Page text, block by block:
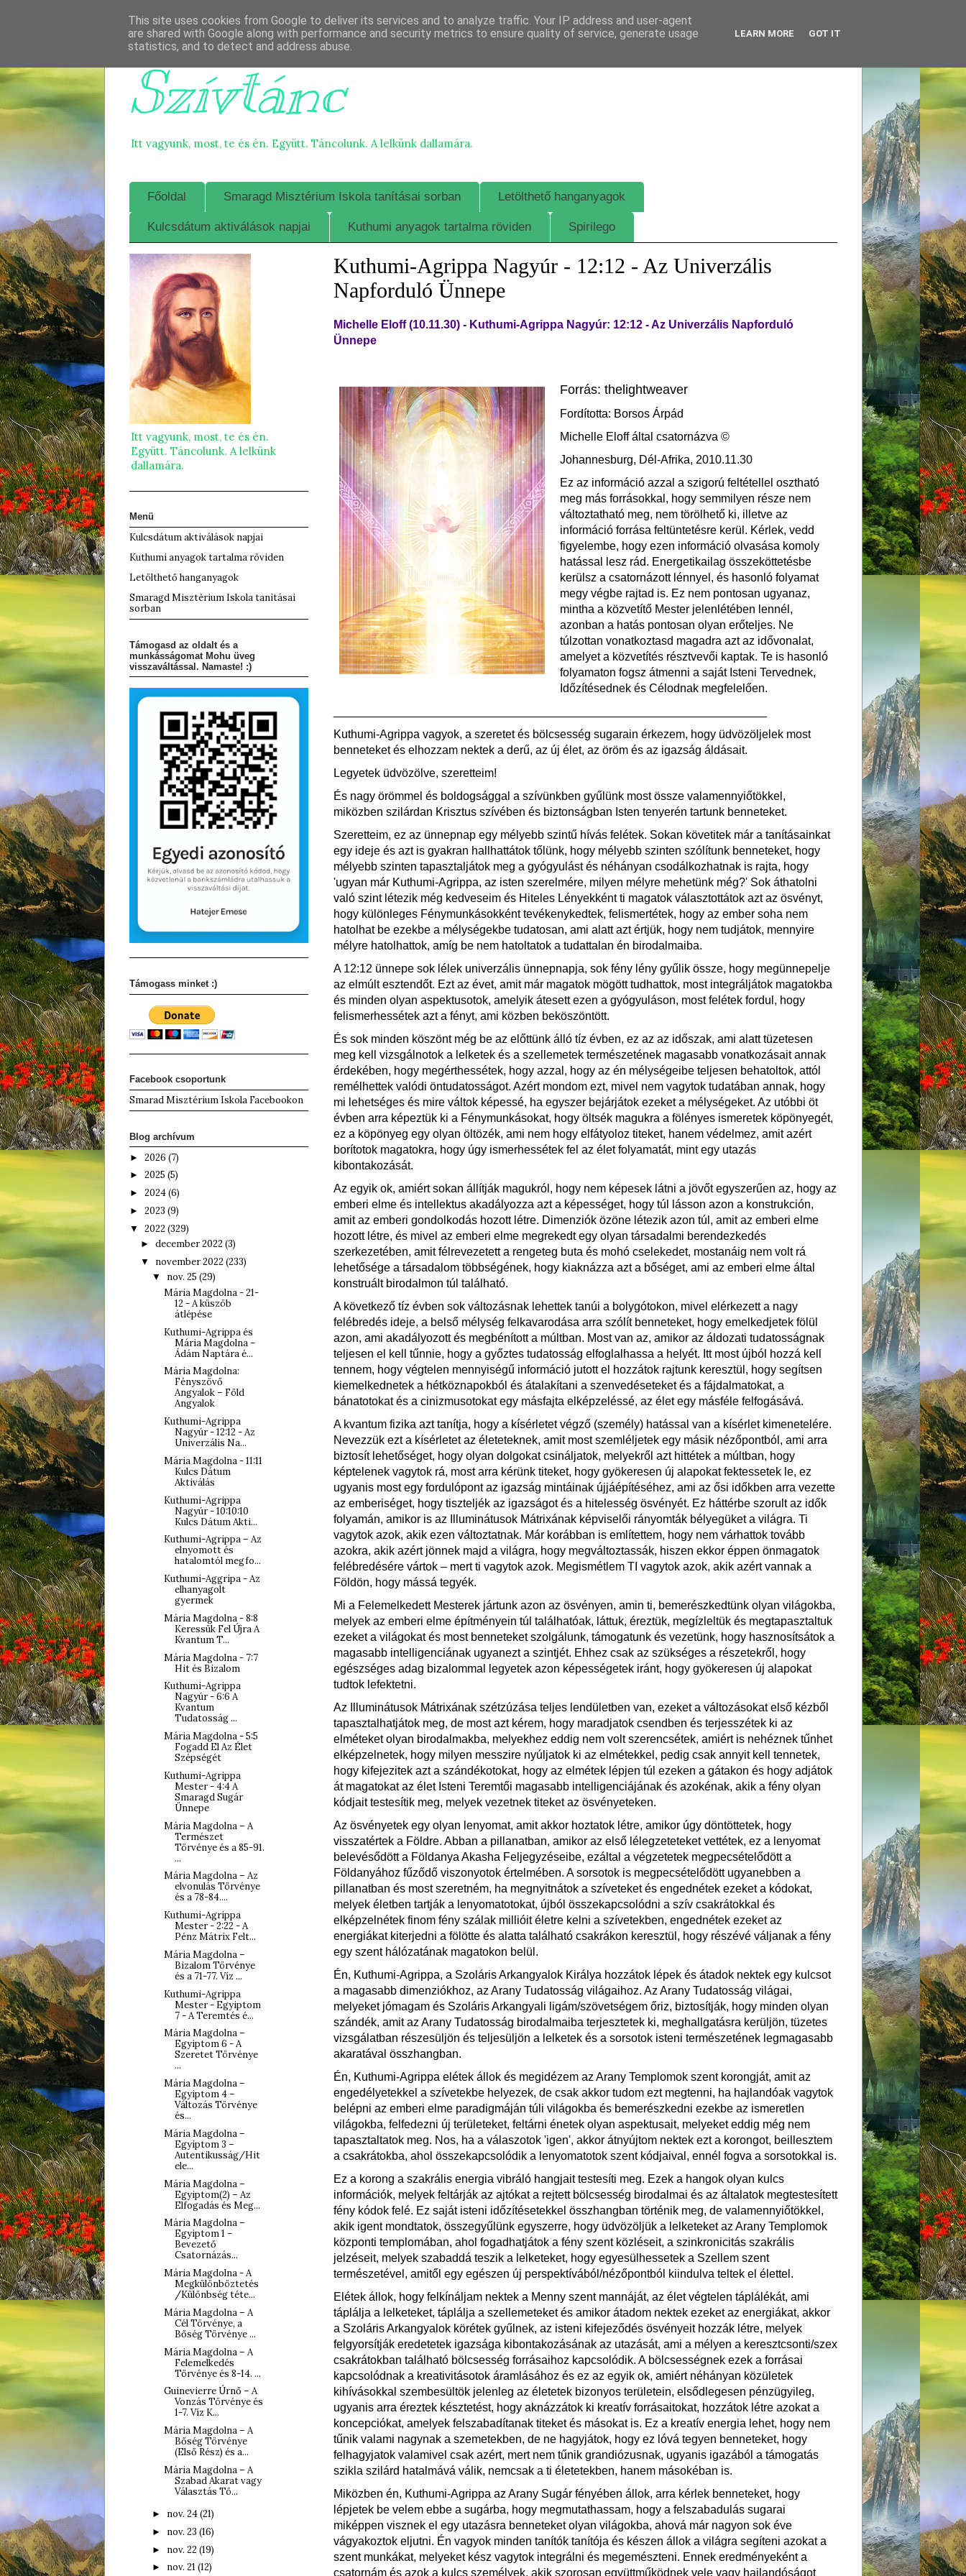
Szívtánc
Itt vagyunk, most, te és én. Együtt. Táncolunk. A lelkünk dallamára.
Főoldal Smaragd Misztérium Iskola tanításai sorban Letölthető hanganyagok
Kulcsdátum aktiválások napjai Kuthumi anyagok tartalma röviden Spirilego
Kuthumi-Agrippa Nagyúr - 12:12 - Az Univerzális
Napforduló Ünnepe
Michelle Eloff (10.11.30) - Kuthumi-Agrippa Nagyúr: 12:12 - Az Univerzális Napforduló
Ünnepe
Forrás: thelightweaver
Fordította: Borsos Árpád
Michelle Eloff által csatornázva ©
Johannesburg, Dél-Afrika, 2010.11.30
Ez az információ azzal a szigorú feltétellel osztható
meg más forrásokkal, hogy semmilyen része nem
változtatható meg, nem törölhető ki, illetve az
információ forrása feltüntetésre kerül. Kérlek, vedd
figyelembe, hogy ezen információ olvasása komoly
hatással lesz rád. Energetikailag összeköttetésbe
kerülsz a csatornázott lénnyel, és hasonló folyamat
megy végbe rajtad is. Ez nem pontosan ugyanaz,
mintha a közvetítő Mester jelenlétében lennél,
azonban a hatás pontosan olyan erőteljes. Ne
túlzottan vonatkoztasd magadra azt az idővonalat,
amelyet a közvetítés résztvevői kaptak. Te is hasonló
folyamaton fogsz átmenni a saját Isteni Tervednek,
Időzítésednek és Célodnak megfelelően.
Kuthumi-Agrippa vagyok, a szeretet és bölcsesség sugarain érkezem, hogy üdvözöljelek most
benneteket és elhozzam nektek a derű, az új élet, az öröm és az igazság áldásait.
Legyetek üdvözölve, szeretteim!
És nagy örömmel és boldogsággal a szívünkben gyűlünk most össze valamennyiőtökkel,
miközben szilárdan Krisztus szívében és biztonságban Isten tenyerén tartunk benneteket.
Szeretteim, ez az ünnepnap egy mélyebb szintű hívás felétek. Sokan követitek már a tanításainkat
egy ideje és azt is gyakran hallhattátok tőlünk, hogy mélyebb szinten szólítunk benneteket, hogy
mélyebb szinten tapasztaljátok meg a gyógyulást és néhányan csodálkozhatnak is rajta, hogy
'ugyan már Kuthumi-Agrippa, az isten szerelmére, milyen mélyre mehetünk még?' Sok áthatolni
való szint létezik még kedveseim és Hiteles Lényekként ti magatok választottátok azt az ösvényt,
hogy különleges Fénymunkásokként tevékenykedtek, felismertétek, hogy az ember soha nem
hatolhat be ezekbe a mélységekbe tudatosan, ami alatt azt értjük, hogy nem tudjátok, mennyire
mélyre hatolhattok, amíg be nem hatoltatok a tudattalan én birodalmaiba.
A 12:12 ünnepe sok lélek univerzális ünnepnapja, sok fény lény gyűlik össze, hogy megünnepelje
az elmúlt esztendőt. Ezt az évet, amit már magatok mögött tudhattok, most integráljátok magatokba
és minden olyan aspektusotok, amelyik átesett ezen a gyógyuláson, most felétek fordul, hogy
felismerhessétek azt a fényt, ami közben beköszöntött.
És sok minden köszönt még be az előttünk álló tíz évben, ez az az időszak, ami alatt tüzetesen
meg kell vizsgálnotok a lelketek és a szellemetek természetének magasabb vonatkozásait annak
érdekében, hogy megérthessétek, hogy azzal, hogy az én mélységeibe teljesen behatoltok, attól
remélhettek valódi öntudatosságot. Azért mondom ezt, mivel nem vagytok tudatában annak, hogy
mi lehetséges és mire váltok képessé, ha egyszer bejárjátok ezeket a mélységeket. Az utóbbi öt
évben arra képeztük ki a Fénymunkásokat, hogy öltsék magukra a fölényes ismeretek köpönyegét,
ez a köpönyeg egy olyan öltözék, ami nem hogy elfátyoloz titeket, hanem védelmez, amit azért
borítotok magatokra, hogy úgy ismerhessétek fel az élet folyamatát, mint egy utazás
kibontakozását.
Az egyik ok, amiért sokan állítják magukról, hogy nem képesek látni a jövőt egyszerűen az, hogy az
emberi elme és intellektus akadályozza azt a képességet, hogy túl lásson azon a konstrukción,
amit az emberi gondolkodás hozott létre. Dimenziók özöne létezik azon túl, amit az emberi elme
hozott létre, és mivel az emberi elme megrekedt egy olyan társadalmi berendezkedés
szerkezetében, amit félrevezetett a rengeteg buta és mohó cselekedet, mostanáig nem volt rá
lehetősége a társadalom többségének, hogy kiaknázza azt a bőséget, ami az emberi elme által
konstruált birodalmon túl található.
A következő tíz évben sok változásnak lehettek tanúi a bolygótokon, mivel elérkezett a nagy
felébredés ideje, a belső mélység felkavarodása arra szólít benneteket, hogy emelkedjetek fölül
azon, ami akadályozott és megbénított a múltban. Most van az, amikor az áldozati tudatosságnak
teljesen el kell tűnnie, hogy a győztes tudatosság elfoglalhassa a helyét. Itt most újból hozzá kell
tennem, hogy végtelen mennyiségű információ jutott el hozzátok rajtunk keresztül, hogy segítsen
kiemelkednetek a hétköznapokból és átalakítani a szenvedéseteket és a fájdalmatokat, a
bánatotokat és a cinizmusotokat egy másfajta elképzeléssé, az élet egy másféle felfogásává.
A kvantum fizika azt tanítja, hogy a kísérletet végző (személy) hatással van a kísérlet kimenetelére.
Nevezzük ezt a kísérletet az életeteknek, amit most szemléljetek egy másik nézőpontból, ami arra
biztosít lehetőséget, hogy olyan dolgokat csináljatok, melyekről azt hittétek a múltban, hogy
képtelenek vagytok rá, most arra kérünk titeket, hogy gyökeresen új alapokat fektessetek le, ez
ugyanis most egy fordulópont az igazság mintáinak újjáépítéséhez, ami az ősi időkben arra vezette
az emberiséget, hogy tiszteljék az igazságot és a hitelesség ösvényét. Ez háttérbe szorult az idők
folyamán, amikor is az Illuminátusok Mátrixának képviselői rányomták bélyegüket a világra. Ti
vagytok azok, akik ezen változtatnak. Már korábban is említettem, hogy nem várhattok tovább
azokra, akik azért jönnek majd a világra, hogy megváltoztassák, hiszen ekkor éppen önmagatok
felébredésére vártok – mert ti vagytok azok. Megismétlem TI vagytok azok, akik azért vannak a
Földön, hogy mássá tegyék.
Mi a Felemelkedett Mesterek jártunk azon az ösvényen, amin ti, bemerészkedtünk olyan világokba,
melyek az emberi elme építményein túl találhatóak, láttuk, éreztük, megízleltük és megtapasztaltuk
ezeket a világokat és most benneteket szolgálunk, támogatunk és vezetünk, hogy hasznosítsátok a
magasabb intelligenciának ugyanezt a szintjét. Ehhez csak az szükséges a részetekről, hogy
egészséges adag bizalommal legyetek azon képességetek iránt, hogy gyökeresen új alapokat
tudtok lefektetni.
Az Illuminátusok Mátrixának szétzúzása teljes lendületben van, ezeket a változásokat első kézből
tapasztalhatjátok meg, de most azt kérem, hogy maradjatok csendben és terjesszétek ki az
elméteket olyan birodalmakba, melyekhez eddig nem volt szerencsétek, amiért is nehéznek tűnhet
elképzelnetek, hogy milyen messzire nyúljatok ki az elmétekkel, pedig csak annyit kell tennetek,
hogy kifejezitek azt a szándékotokat, hogy az elmétek lépjen túl ezeken a gátakon és hogy adjátok
át magatokat az élet Isteni Teremtői magasabb intelligenciájának és azokénak, akik a fény olyan
kódjait testesítik meg, melyek vezetnek titeket az ösvényeteken.
Az ösvényetek egy olyan lenyomat, amit akkor hoztatok létre, amikor úgy döntöttetek, hogy
visszatértek a Földre. Abban a pillanatban, amikor az első lélegzeteteket vettétek, ez a lenyomat
belevésődött a Földanya Akasha Feljegyzéseibe, ezáltal a végzetetek megpecsételődött a
Földanyához fűződő viszonyotok értelmében. A sorsotok is megpecsételődött ugyanebben a
pillanatban és most szeretném, ha megnyitnátok a szíveteket és engednétek ezeket a kódokat,
melyek életben tartják a lenyomatotokat, újból összekapcsolódni a szív csakrátokkal és
elképzelnétek finom fény szálak millióit életre kelni a szívetekben, engednétek ezeket az
energiákat kiterjedni a fölötte és alatta található csakrákon keresztül, hogy részévé váljanak a fény
egy szent hálózatának magatokon belül.
Én, Kuthumi-Agrippa, a Szoláris Arkangyalok Királya hozzátok lépek és átadok nektek egy kulcsot
a magasabb dimenziókhoz, az Arany Tudatosság világaihoz. Az Arany Tudatosság világai,
melyeket jómagam és Szoláris Arkangyali ligám/szövetségem őriz, biztosítják, hogy minden olyan
szándék, amit az Arany Tudatosság birodalmaiba terjesztetek ki, meghallgatásra kerüljön, tüzetes
vizsgálatban részesüljön és teljesüljön a lelketek és a sorsotok isteni természetének legmagasabb
akaratával összhangban.
Én, Kuthumi-Agrippa elétek állok és megidézem az Arany Templomok szent korongját, amit az
engedélyetekkel a szívetekbe helyezek, de csak akkor tudom ezt megtenni, ha hajlandóak vagytok
belépni az emberi elme paradigmáján túli világokba és bemerészkedni ezekbe az ismeretlen
világokba, felfedezni új területeket, feltárni énetek olyan aspektusait, melyeket eddig még nem
tapasztaltatok meg. Nos, ha a válaszotok 'igen', akkor átnyújtom nektek ezt a korongot, beillesztem
a csakrátokba, ahol összekapcsolódik a lenyomatotok szent kódjaival, ennél fogva a sorsotokkal is.
Ez a korong a szakrális energia vibráló hangjait testesíti meg. Ezek a hangok olyan kulcs
információk, melyek feltárják az ajtókat a rejtett bölcsesség birodalmai és az általatok megtestesített
fény kódok felé. Ez saját isteni időzítésetekkel összhangban történik meg, de valamennyiőtökkel,
akik igent mondtatok, összegyűlünk egyszerre, hogy üdvözöljük a lelketeket az Arany Templomok
központi templomában, ahol fogadhatjátok a fény szent közléseit, a szinkronicitás szakrális
jelzéseit, melyek szabaddá teszik a lelketeket, hogy egyesülhessetek a Szellem szent
természetével, amitől egy egészen új perspektívából/nézőpontból kiindulva teltek el élettel.
Elétek állok, hogy felkínáljam nektek a Menny szent mannáját, az élet végtelen táplálékát, ami
táplálja a lelketeket, táplálja a szellemeteket és amikor átadom nektek ezeket az energiákat, akkor
a Szoláris Arkangyalok körétek gyűlnek, az isteni kifejeződés ösvényeit hozzák létre, melyek
felgyorsítják eredetetek igazsága kibontakozásának az utazását, ami a mélyen a keresztcsonti/szex
csakrátokban található bölcsesség forrásaihoz kapcsolódik. A bölcsességnek ezek a forrásai
kapcsolódnak a kreativitásotok áramlásához és ez az egyik ok, amiért néhányan közületek
kihívásokkal szembesültök jelenleg az életetek bizonyos területein, elsődlegesen pénzügyileg,
ugyanis arra éreztek késztetést, hogy aknázzátok ki kreatív forrásaitokat, hozzátok létre azokat a
koncepciókat, amelyek felszabadítanak titeket és másokat is. Ez a kreatív energia lehet, hogy nem
tűnik valami nagynak a szemetekben, de ne hagyjátok, hogy ez lóvá tegyen benneteket, hogy
felhagyjatok valamivel csak azért, mert nem tűnik grandiózusnak, ugyanis igazából a támogatás
szikla szilárd hatalmává válik, nemcsak a ti életetekben, hanem másokéban is.
Miközben én, Kuthumi-Agrippa az Arany Sugár fényében állok, arra kérlek benneteket, hogy
lépjetek be velem ebbe a sugárba, hogy megmutathassam, hogy a felszabadulás sugarai
miképpen visznek el egy utazásra benneteket olyan világokba, ahová már nagyon sok éve
vágyakoztok eljutni. Én vagyok minden tanítók tanítója és készen állok a világra segíteni azokat a
szent munkákat, melyeket kész vagytok integrálni és megemészteni. Ennek eredményeként a
csatornám és azok a kulcs személyek, akik szorosan együttműködnek vele vagy hajlandóságot
Itt vagyunk, most, te és én.
Együtt. Táncolunk. A lelkünk
dallamára.
Menü
Kulcsdátum aktiválások napjai
Kuthumi anyagok tartalma röviden
Letölthető hanganyagok
Smaragd Misztèrium Iskola tanìtásai
sorban
Támogasd az oldalt és a
munkásságomat Mohu üveg
visszaváltással. Namaste! :)
Támogass minket :)
Facebook csoportunk
Smarad Misztérium Iskola Facebookon
Blog archívum
► 2026 (7)
► 2025 (5)
► 2024(6)
► 2023 (9)
▼ 2022 (329)
►december 2022(3)
▼ november 2022(233)
▼ nov. 25 (29)
Mária Magdolna - 21-
12 - A küszöb
átlépése
Kuthumi-Agrippa és
Mária Magdolna –
Ádám Naptára é...
Mária Magdolna:
Fényszövő
Angyalok – Föld
Angyalok
Kuthumi-Agrippa
Nagyúr - 12:12 - Az
Univerzális Na...
Mária Magdolna - 11:11
Kulcs Dátum
Aktiválás
Kuthumi-Agrippa
Nagyúr - 10:10:10
Kulcs Dátum Akti...
Kuthumi-Agrippa – Az
elnyomott és
hatalomtól megfo...
Kuthumi-Aggripa - Az
elhanyagolt
gyermek
Mária Magdolna - 8:8
Keressük Fel Újra A
Kvantum T...
Mária Magdolna - 7:7
Hit és Bizalom
Kuthumi-Agrippa
Nagyúr - 6:6 A
Kvantum
Tudatosság ...
Mária Magdolna - 5:5
Fogadd El Az Élet
Szépségét
Kuthumi-Agrippa
Mester - 4:4 A
Smaragd Sugár
Ünnepe
Mária Magdolna – A
Természet
Törvénye és a 85-91.
...
Mária Magdolna – Az
elvonulás Törvénye
és a 78-84....
Kuthumi-Agrippa
Mester - 2:22 - A
Pénz Mátrix Felt...
Mária Magdolna –
Bizalom Törvénye
és a 71-77. Víz ...
Kuthumi-Agrippa
Mester - Egyiptom
7 - A Teremtés é...
Mária Magdolna –
Egyiptom 6 - A
Szeretet Törvénye
...
Mária Magdolna –
Egyiptom 4 –
Változás Törvénye
és...
Mária Magdolna –
Egyiptom 3 –
Autentikusság/Hit
ele...
Mária Magdolna –
Egyiptom(2) – Az
Elfogadás és Meg...
Mária Magdolna –
Egyiptom 1 –
Bevezető
Csatornázás...
Mária Magdolna - A
Megkülönböztetés
/Különbség téte...
Mária Magdolna – A
Cél Törvénye, a
Bőség Törvénye ...
Mária Magdolna – A
Felemelkedés
Törvénye és 8-14. ...
Guinevierre Úrnő – A
Vonzás Törvénye és
1-7. Víz K...
Mária Magdolna – A
Bőség Törvénye
(Első Rész) és a...
Mária Magdolna – A
Szabad Akarat vagy
Választás Tö...
► nov. 24(21)
► nov. 23 (16)
► nov. 22 (19)
► nov. 21 (12)
This site uses cookies from Google to deliver its services and to analyze traffic. Your IP address and user-agent
are shared with Google along with performance and security metrics to ensure quality of service, generate usage
statistics, and to detect and address abuse.
LEARN MORE GOT IT